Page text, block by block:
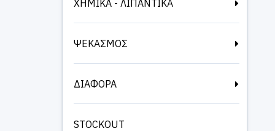
ΧΗΜΙΚΑ - ΛΙΠΑΝΤΙΚΑ
ΨΕΚΑΣΜΟΣ
ΔΙΑΦΟΡΑ
STOCKOUT